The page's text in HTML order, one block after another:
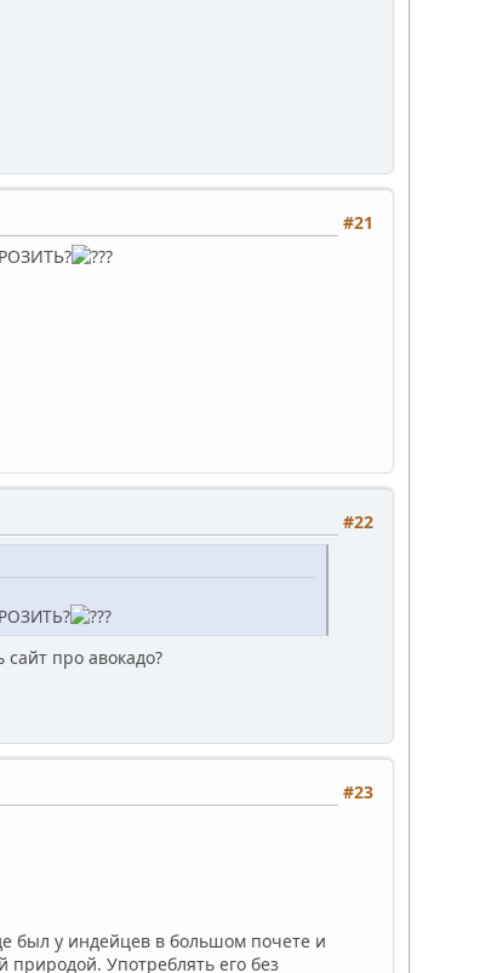
#21
#22
про авокадо?
#23
у индейцев в большом почете и
природой. Употреблять его без